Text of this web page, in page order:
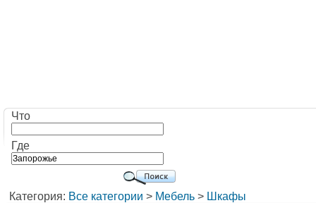
Что
Где
Категория: Все категории > Мебель > Шкафы